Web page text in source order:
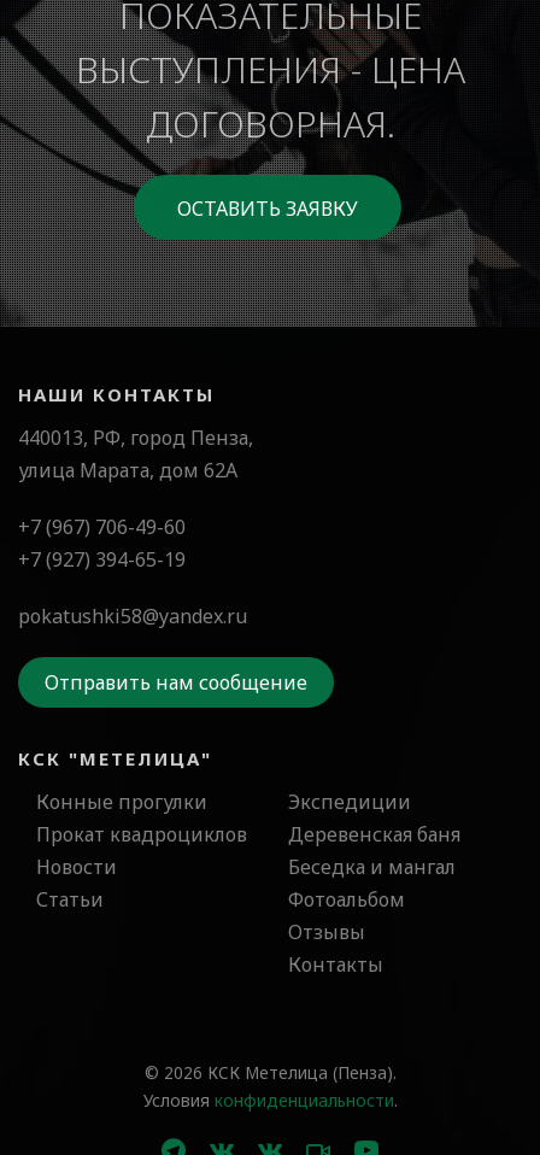
ПОКАЗАТЕЛЬНЫЕ
ВЫСТУПЛЕНИЯ - ЦЕНА
ДОГОВОРНАЯ.
ОСТАВИТЬ ЗАЯВКУ
НАШИ КОНТАКТЫ
440013, РФ, город Пенза,
улица Марата, дом 62А
+7 (967) 706-49-60
+7 (927) 394-65-19
pokatushki58@yandex.ru
Отправить нам сообщение
КСК "МЕТЕЛИЦА"
Конные прогулки
Прокат квадроциклов
Новости
Статьи
Экспедиции
Деревенская баня
Беседка и мангал
Фотоальбом
Отзывы
Контакты
© 2026 КСК Метелица (Пенза).
Условия конфиденциальности.